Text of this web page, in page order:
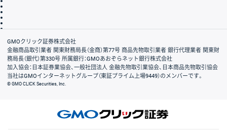
会社案内
GMOクリック証券株式会社
金融商品取引業者 関東財務局長（金商）第77号 商品先物取引業者 銀行代理業者 関東財
務局長（銀代）第330号 所属銀行：GMOあおぞらネット銀行株式会社
加入協会：日本証券業協会、一般社団法人 金融先物取引業協会、日本商品先物取引協会
当社はGMOインターネットグループ（東証プライム上場9449）のメンバーです。
© GMO CLICK Securities, Inc.